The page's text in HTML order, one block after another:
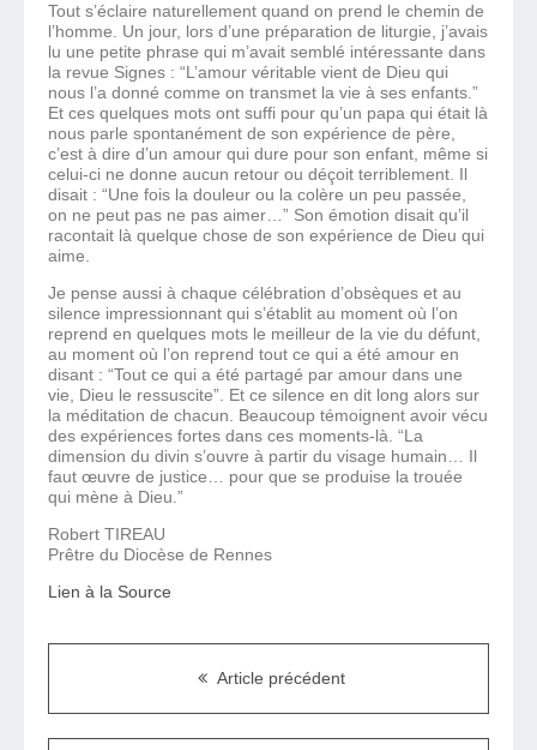
Tout s’éclaire naturellement quand on prend le chemin de
l’homme. Un jour, lors d’une préparation de liturgie, j’avais
lu une petite phrase qui m’avait semblé intéressante dans
la revue Signes : “L’amour véritable vient de Dieu qui
nous l’a donné comme on transmet la vie à ses enfants.”
Et ces quelques mots ont suffi pour qu’un papa qui était là
nous parle spontanément de son expérience de père,
c’est à dire d’un amour qui dure pour son enfant, même si
celui-ci ne donne aucun retour ou déçoit terriblement. Il
disait : “Une fois la douleur ou la colère un peu passée,
on ne peut pas ne pas aimer…” Son émotion disait qu’il
racontait là quelque chose de son expérience de Dieu qui
aime.
Je pense aussi à chaque célébration d’obsèques et au
silence impressionnant qui s’établit au moment où l’on
reprend en quelques mots le meilleur de la vie du défunt,
au moment où l’on reprend tout ce qui a été amour en
disant : “Tout ce qui a été partagé par amour dans une
vie, Dieu le ressuscite”. Et ce silence en dit long alors sur
la méditation de chacun. Beaucoup témoignent avoir vécu
des expériences fortes dans ces moments-là. “La
dimension du divin s’ouvre à partir du visage humain… Il
faut œuvre de justice… pour que se produise la trouée
qui mène à Dieu.”
Robert TIREAU
Prêtre du Diocèse de Rennes
Lien à la Source
Article précédent